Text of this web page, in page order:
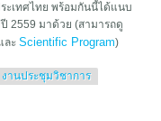
ะเทศไทย พร้อมกันนี้ได้แนบ
2559 มาด้วย (สามารถดู
ละScientific Program)
งานประชุมวิชาการ